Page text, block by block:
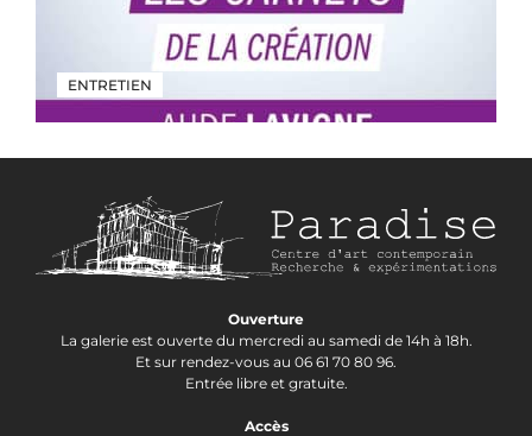
ENTRETIEN
Ouverture
La galerie est ouverte du mercredi au samedi de 14h à 18h.
Et sur rendez-vous au 06 61 70 80 96.
Entrée libre et gratuite.
Accès